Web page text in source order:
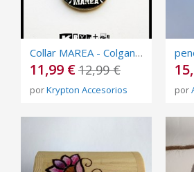
Collar MAREA - Colgante - Rock - Estampado - Calavera Pirata - Ajustable
11,99 €12,99 €
porKrypton Accesorios por